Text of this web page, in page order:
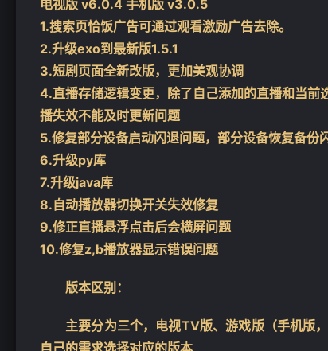
电视版 v6.0.4 手机版 v3.0.5
1.搜索页恰饭广告可通过观看激励广告去除。
2.升级exo到最新版1.5.1
3.短剧页面全新改版，更加美观协调
4.直播存储逻辑变更，除了自己添加的直播和当
播失效不能及时更新问题
5.修复部分设备启动闪退问题，部分设备恢复备份
6.升级py库
7.升级java库
8.自动播放器切换开关失效修复
9.修正直播悬浮点击后会横屏问题
10.修复z,b播放器显示错误问题
版本区别：
主要分为三个，电视TV版、游戏版（手机版
自己的需求选择对应的版本